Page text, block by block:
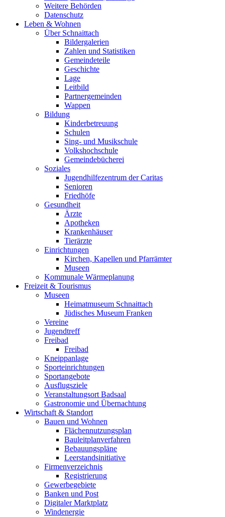
Weitere Behörden
Datenschutz
Leben & Wohnen
Über Schnaittach
Bildergalerien
Zahlen und Statistiken
Gemeindeteile
Geschichte
Lage
Leitbild
Partnergemeinden
Wappen
Bildung
Kinderbetreuung
Schulen
Sing- und Musikschule
Volkshochschule
Gemeindebücherei
Soziales
Jugendhilfezentrum der Caritas
Senioren
Friedhöfe
Gesundheit
Ärzte
Apotheken
Krankenhäuser
Tierärzte
Einrichtungen
Kirchen, Kapellen und Pfarrämter
Museen
Kommunale Wärmeplanung
Freizeit & Tourismus
Museen
Heimatmuseum Schnaittach
Jüdisches Museum Franken
Vereine
Jugendtreff
Freibad
Freibad
Kneippanlage
Sporteinrichtungen
Sportangebote
Ausflugsziele
Veranstaltungsort Badsaal
Gastronomie und Übernachtung
Wirtschaft & Standort
Bauen und Wohnen
Flächennutzungsplan
Bauleitplanverfahren
Bebauungspläne
Leerstandsinitiative
Firmenverzeichnis
Registrierung
Gewerbegebiete
Banken und Post
Digitaler Marktplatz
Windenergie